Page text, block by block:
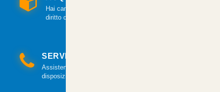
Hai cambiato idea? Hai 14 giorni per esercitare il
diritto di recesso.
SERVIZIO CLIENTI
Assistenza clienti via mail e telefonica a tua
disposizione.